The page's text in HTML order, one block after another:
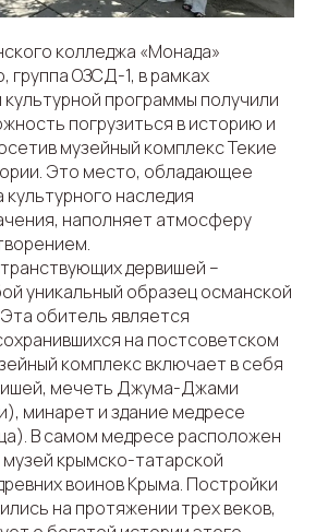
колледжа «Монада»
группа ОЗСД-1, в рамках
программы получили
погрузиться в историю и
музейный комплекс Текие
Это место, обладающее
наследия
наполняет атмосферу
дервишей –
уникальный образец османской
Эта обитель является
на постсоветском
комплекс включает в себя
мечеть Джума-Джами
минарет и здание медресе
В самом медресе расположен
крымско-татарской
воинов Крыма. Постройки
на протяжении трех веков,